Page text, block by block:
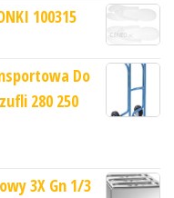
100315
Do
280 250
3X Gn 1/3